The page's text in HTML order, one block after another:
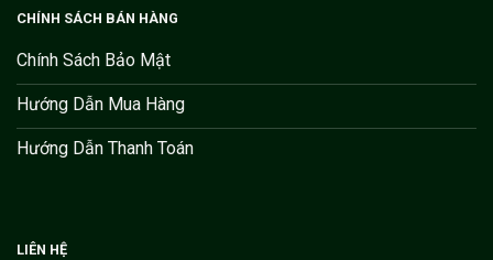
CHÍNH SÁCH BÁN HÀNG
Chính Sách Bảo Mật
Hướng Dẫn Mua Hàng
Hướng Dẫn Thanh Toán
LIÊN HỆ